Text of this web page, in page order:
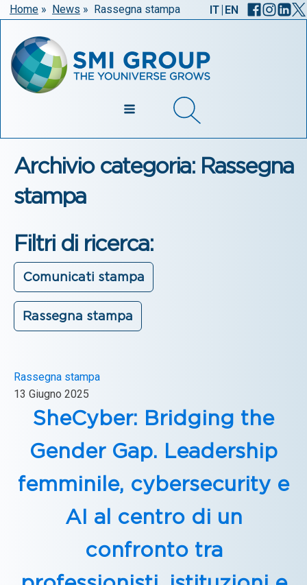
Home » News » Rassegna stampa IT| EN
Archivio categoria: Rassegna
stampa
Filtri di ricerca:
Comunicati stampa
Rassegna stampa
Rassegna stampa
13 Giugno 2025
SheCyber: Bridging the
Gender Gap. Leadership
femminile, cybersecurity e
AI al centro di un
confronto tra